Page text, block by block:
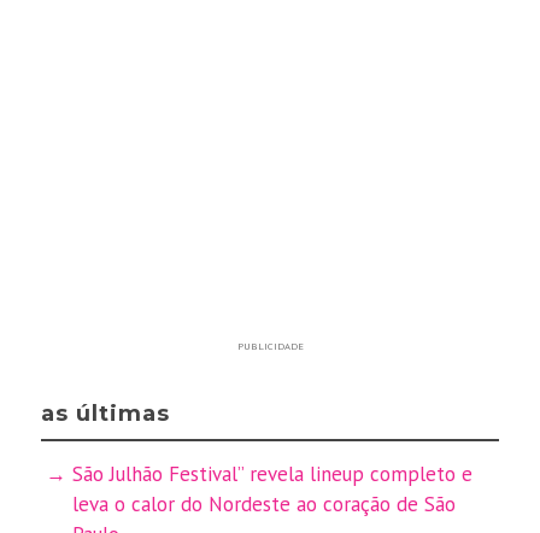
PUBLICIDADE
as últimas
São Julhão Festival” revela lineup completo e
leva o calor do Nordeste ao coração de São